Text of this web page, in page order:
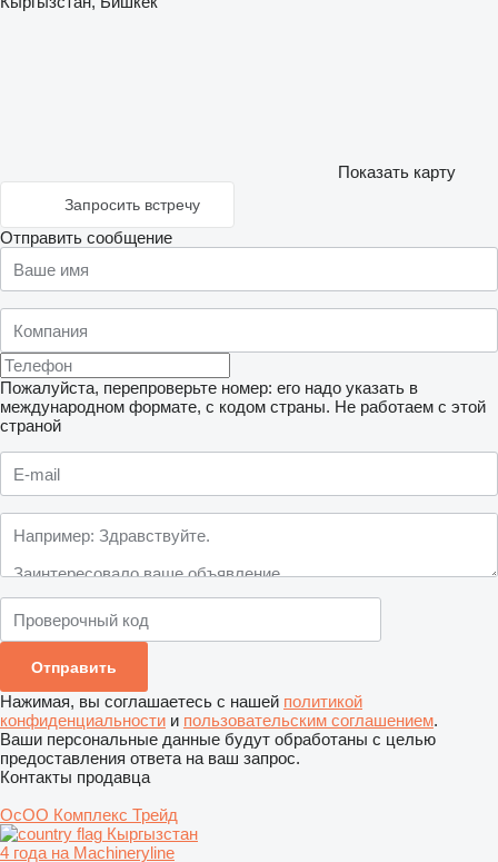
Показать карту
Запросить встречу
Отправить сообщение
Пожалуйста, перепроверьте номер: его надо указать в
международном формате, с кодом страны. Не работаем с этой
страной
Нажимая, вы соглашаетесь с нашей политикой
конфиденциальности и пользовательским соглашением.
Ваши персональные данные будут обработаны с целью
предоставления ответа на ваш запрос.
Контакты продавца
ОсОО Комплекс Трейд
Кыргызстан
4 года на Machineryline